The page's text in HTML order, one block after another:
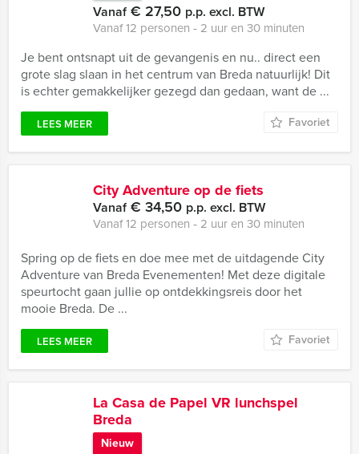
Vanaf€ 27,50 p.p. excl. BTW
Vanaf 12 personen ‐ 2 uur en 30 minuten
Je bent ontsnapt uit de gevangenis en nu.. direct een
grote slag slaan in het centrum van Breda natuurlijk! Dit
is echter gemakkelijker gezegd dan gedaan, want de ...
LEES MEER Favoriet
City Adventure op de fiets
Vanaf€ 34,50 p.p. excl. BTW
Vanaf 12 personen ‐ 2 uur en 30 minuten
Spring op de fiets en doe mee met de uitdagende City
Adventure van Breda Evenementen! Met deze digitale
speurtocht gaan jullie op ontdekkingsreis door het
mooie Breda. De ...
LEES MEER Favoriet
La Casa de Papel VR lunchspel
Breda
Nieuw